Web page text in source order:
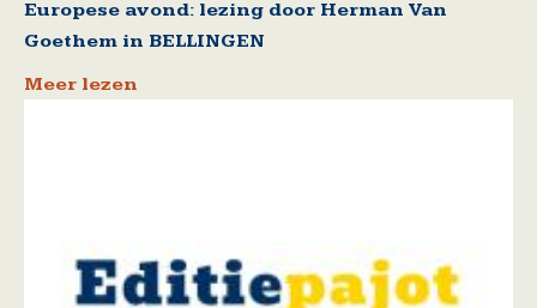
Europese avond: lezing door Herman Van
Goethem in BELLINGEN
Meer lezen